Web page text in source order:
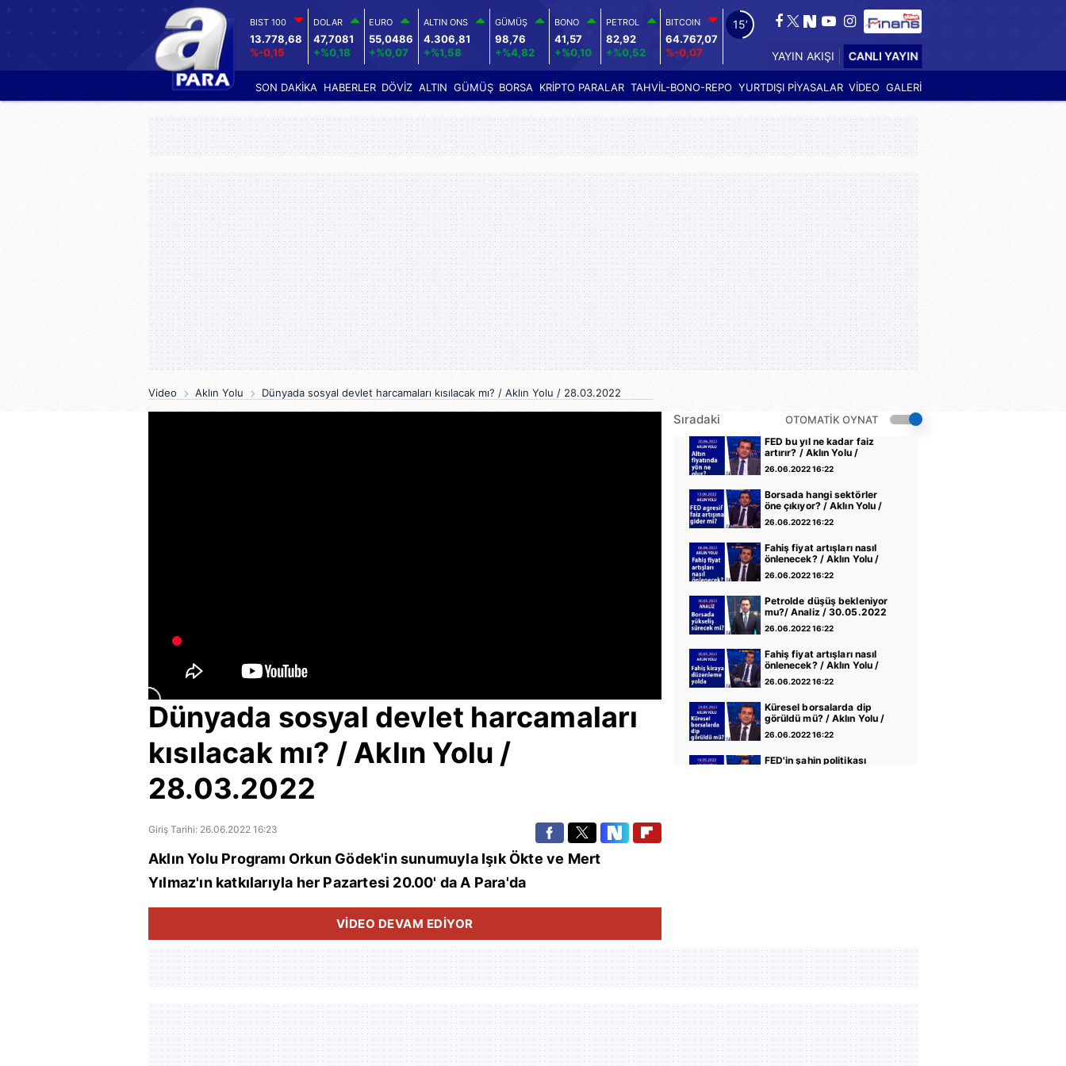
BIST 100
13.778,68
%-0,15
DOLAR
47,7081
+%0,18
EURO
55,0486
+%0,07
ALTIN ONS
4.306,81
+%1,58
GÜMÜŞ
98,76
+%4,82
BONO
41,57
+%0,10
PETROL
82,92
+%0,52
BITCOIN
64.767,07
%-0,07
15’
YAYIN AKIŞI CANLI YAYIN
SON DAKİKA HABERLER DÖVİZ ALTIN GÜMÜŞ BORSA KRİPTO PARALAR TAHVİL-BONO-REPO YURTDIŞI PİYASALAR VİDEO GALERİ
Video Aklın Yolu Dünyada sosyal devlet harcamaları kısılacak mı? / Aklın Yolu / 28.03.2022
Dünyada sosyal devlet harcamaları
kısılacak mı? / Aklın Yolu /
28.03.2022
Giriş Tarihi: 26.06.2022 16:23
Sıradaki OTOMATİK OYNAT
FED bu yıl ne kadar faiz
artırır? / Aklın Yolu /
20.06.2022
26.06.2022 16:22
Borsada hangi sektörler
öne çıkıyor? / Aklın Yolu /
13.06.2022
26.06.2022 16:22
Fahiş fiyat artışları nasıl
önlenecek? / Aklın Yolu /
06.06.2022
26.06.2022 16:22
Petrolde düşüş bekleniyor
mu?/ Analiz / 30.05.2022
26.06.2022 16:22
Fahiş fiyat artışları nasıl
önlenecek? / Aklın Yolu /
30.05.2022
26.06.2022 16:22
Küresel borsalarda dip
görüldü mü? / Aklın Yolu /
23.05.2022
26.06.2022 16:22
FED'in şahin politikası
ECB faiz politikasını nasıl
şekillendirecek? / Aklın
KDV indirimin enflasyona
etkisi ne olur? / Aklın Yolu /
04.04.2022
26.06.2022 16:22
Aklın Yolu Programı Orkun Gödek'in sunumuyla Işık Ökte ve Mert
Yılmaz'ın katkılarıyla her Pazartesi 20.00' da A Para'da
VİDEO DEVAM EDİYOR